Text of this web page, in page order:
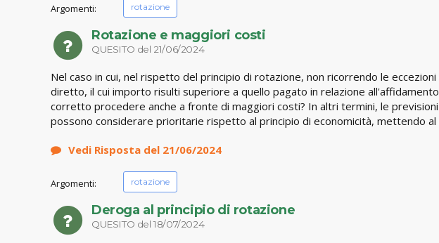
Argomenti: rotazione
Rotazione e maggiori costi
QUESITO del 21/06/2024
Nel caso in cui, nel rispetto del principio di rotazione, non ricorrendo le
diretto, il cui importo risulti superiore a quello pagato in relazione
corretto procedere anche a fronte di maggiori costi? In altri termini, le
possono considerare prioritarie rispetto al principio di economicità, mettendo
Vedi Risposta del 21/06/2024
Argomenti: rotazione
Deroga al principio di rotazione
QUESITO del 18/07/2024